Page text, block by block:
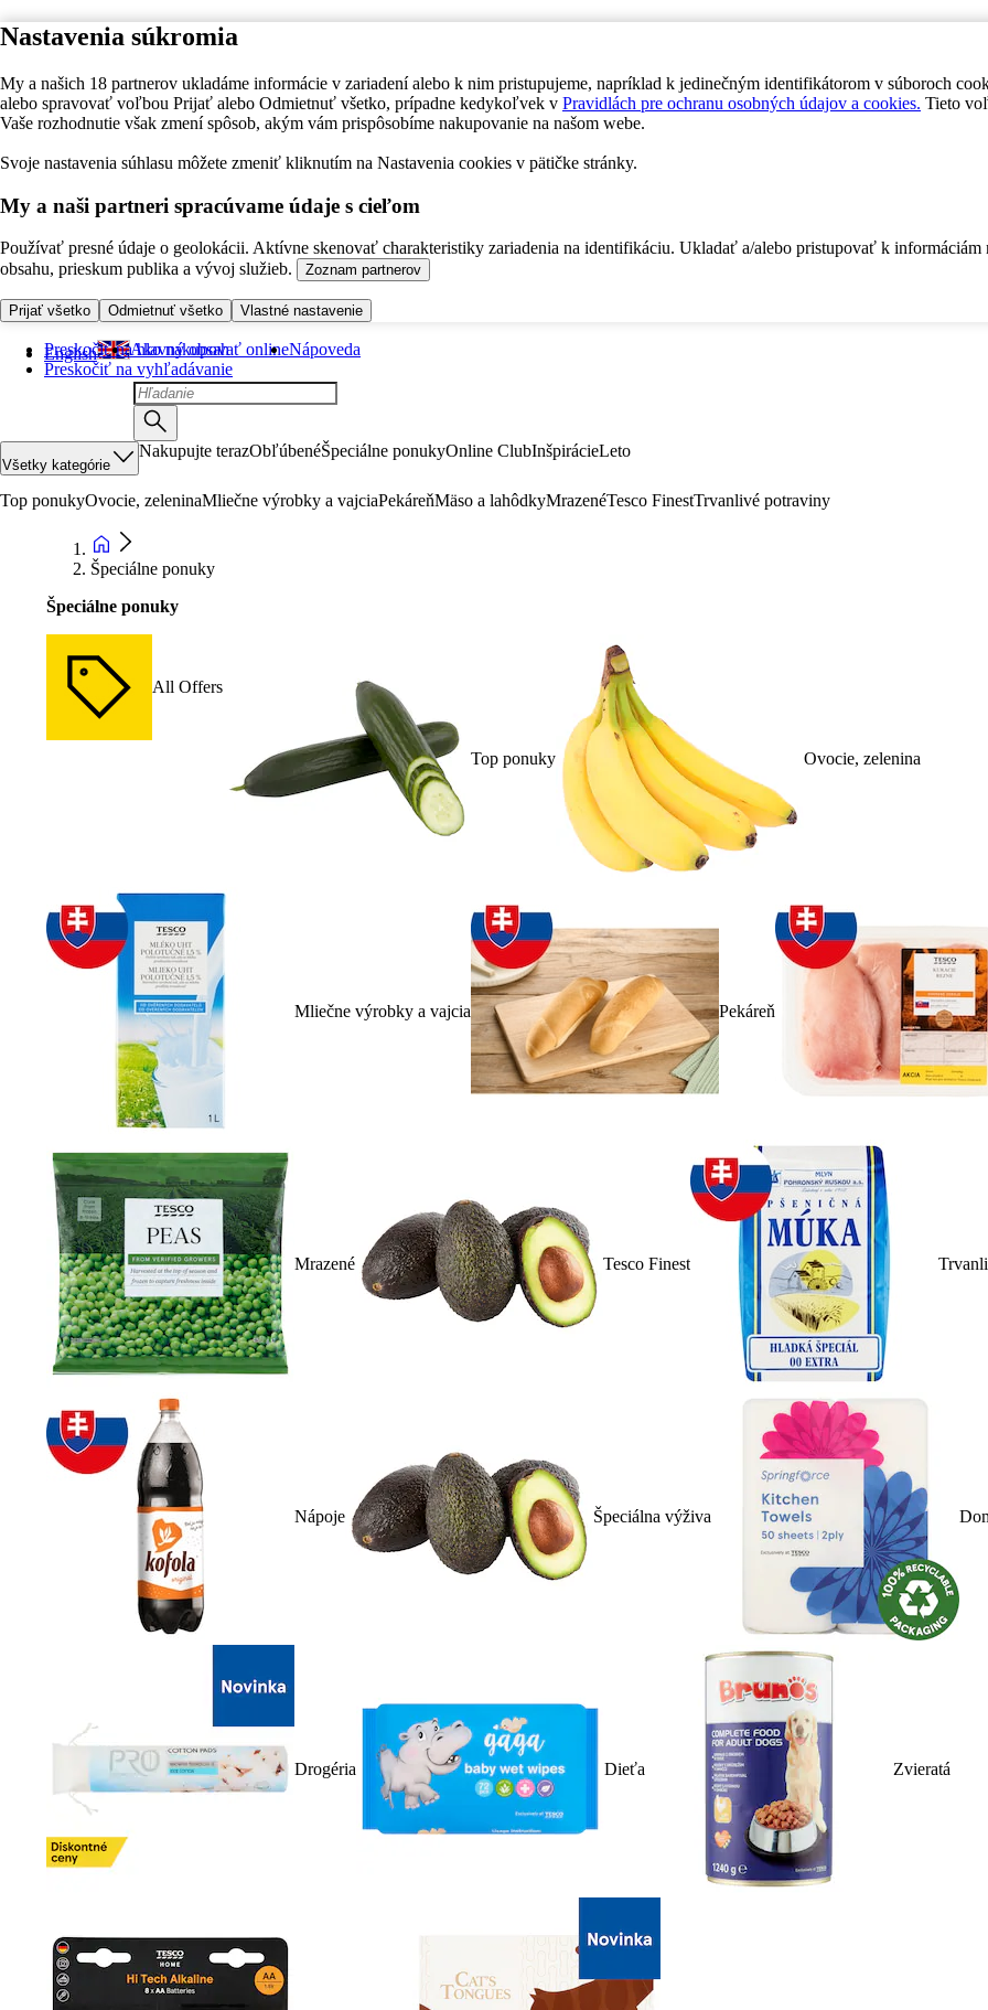
Nastavenia súkromia
My a našich 18 partnerov ukladáme informácie v zariadení alebo k nim pristupujeme, napríklad k jedinečným identifikátorom v súboroch
alebo spravovať voľbou Prijať alebo Odmietnuť všetko, prípadne kedykoľvek v Pravidlách pre ochranu osobných údajov a cookies. Tieto
Vaše rozhodnutie však zmení spôsob, akým vám prispôsobíme nakupovanie na našom webe.
Svoje nastavenia súhlasu môžete zmeniť kliknutím na Nastavenia cookies v pätičke stránky.
My a naši partneri spracúvame údaje s cieľom
Používať presné údaje o geolokácii. Aktívne skenovať charakteristiky zariadenia na identifikáciu. Ukladať a/alebo pristupovať k informáciám
obsahu, prieskum publika a vývoj služieb.
Zoznam partnerov
Prijať všetko Odmietnuť všetko Vlastné nastavenie
Preskočiť na hlavný obsah
Preskočiť na vyhľadávanie
English Ako nakupovať onlineNápoveda
Všetky kategórie
Nakupujte terazObľúbenéŠpeciálne ponukyOnline ClubInšpirácieLeto
Top ponukyOvocie, zeleninaMliečne výrobky a vajciaPekáreňMäso a lahôdkyMrazenéTesco FinestTrvanlivé potraviny
Špeciálne ponuky
Špeciálne ponuky
All Offers
Top ponuky Ovocie, zelenina
Mliečne výrobky a vajcia Pekáreň
Mrazené Tesco Finest
Nápoje Špeciálna výživa
Drogéria Dieťa Zvieratá